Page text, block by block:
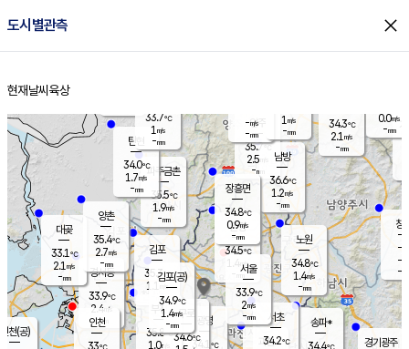
도시별관측 close
홈
현재날씨 육상
양주
35.7℃
2.5
-mm
과천
경기광주
경서동
33.9℃
2.4 m/s
-mm
파주금촌
35.5℃
1.9m/s
-mm
34.3℃
2.1 m/s
-mm
대곶
33.1℃
2.1 m/s
-mm
창
-
-m/
-
탄현
34.0℃
1.7m/s
-mm
0.0m/s
-mm
김포
35.3℃
1.1 m/s
mm
광명
34.1
℃
부천
35.8℃
1.0m/s
양촌
35.4℃
2.7m/s
-mm
구로
34.6℃
은평
34.5℃
1.4 m/s
- mm
노원
34.8℃
1.4m/s
-mm
송파*
34.4℃
서초
34.2℃
남방
36.6℃
1.2m/s
-mm
장흥면
34.8℃
0.9m/s
-mm
-m/s
-mm
인천(공)
김포(공)
34.9℃
1.4m/s
-mm
인천
33℃
서울
33.9℃
2m/s
-mm
33.7℃
1 m/s
-mm
1 m/s
-mm